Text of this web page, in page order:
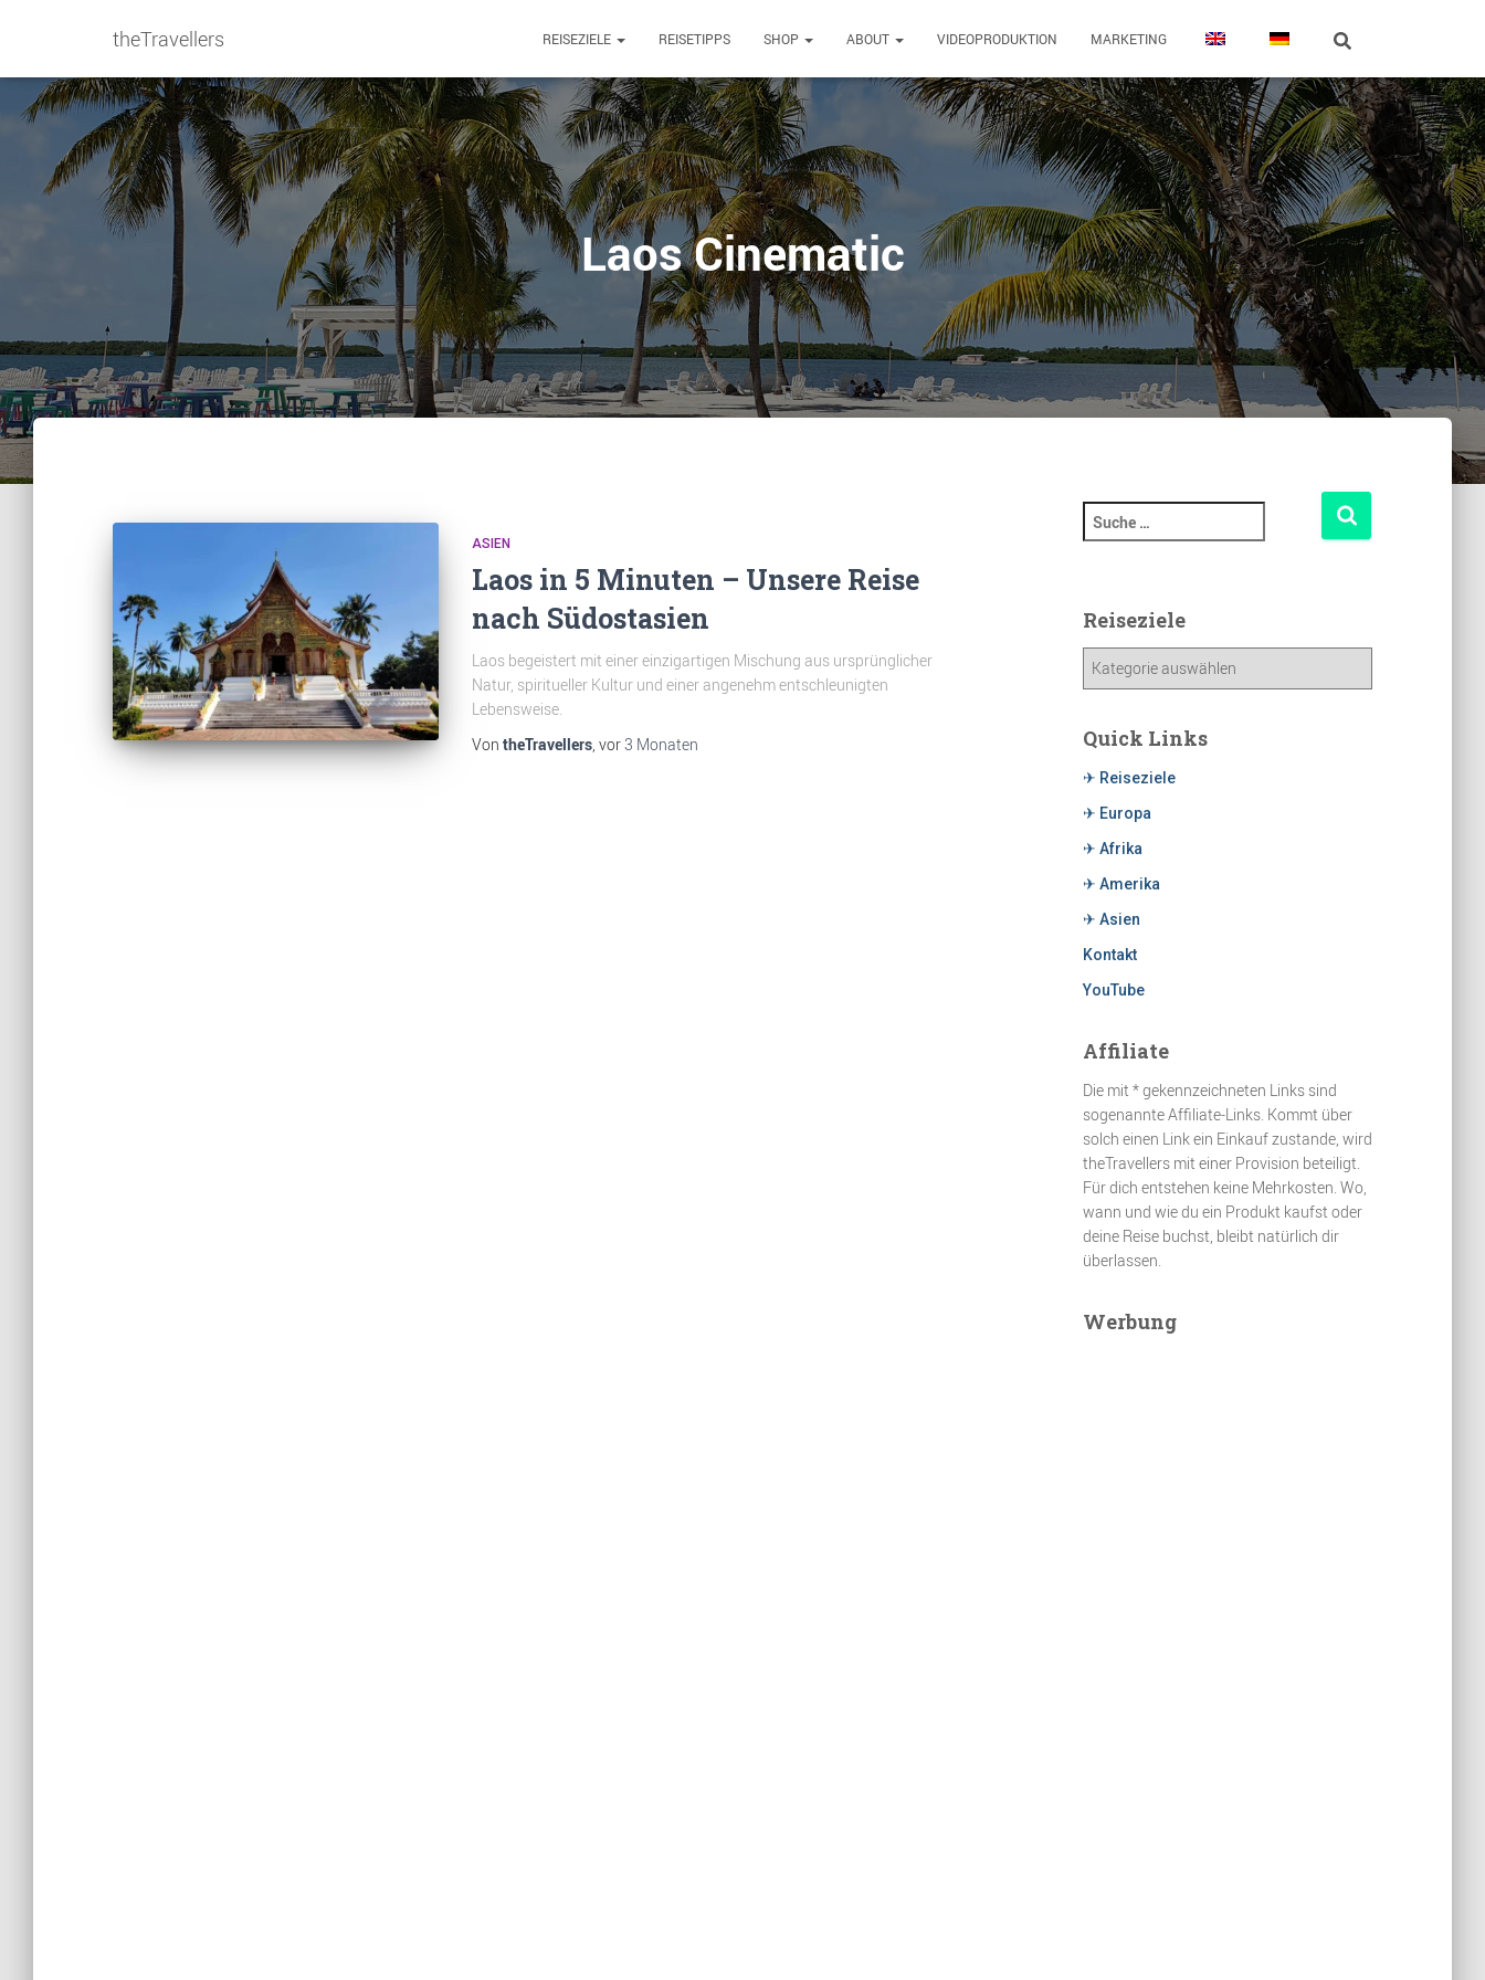
theTravellers REISEZIELE REISETIPPS SHOP ABOUT VIDEOPRODUKTION MARKETING
Laos Cinematic
ASIEN
Laos in 5 Minuten – Unsere Reise
nach Südostasien
Laos begeistert mit einer einzigartigen Mischung aus ursprünglicher
Natur, spiritueller Kultur und einer angenehm entschleunigten
Lebensweise.
Von theTravellers, vor3 Monaten
Reiseziele
Quick Links
✈ Reiseziele
✈ Europa
✈ Afrika
✈ Amerika
✈ Asien
Kontakt
YouTube
Affiliate
Die mit * gekennzeichneten Links sind
sogenannte Affiliate-Links. Kommt über
solch einen Link ein Einkauf zustande, wird
theTravellers mit einer Provision beteiligt.
Für dich entstehen keine Mehrkosten. Wo,
wann und wie du ein Produkt kaufst oder
deine Reise buchst, bleibt natürlich dir
überlassen.
Werbung